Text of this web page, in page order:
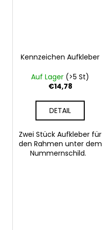
Kennzeichen Aufkleber
Auf Lager (>5 St)
€14,78
DETAIL
Zwei Stück Aufkleber für
den Rahmen unter dem
Nummernschild.